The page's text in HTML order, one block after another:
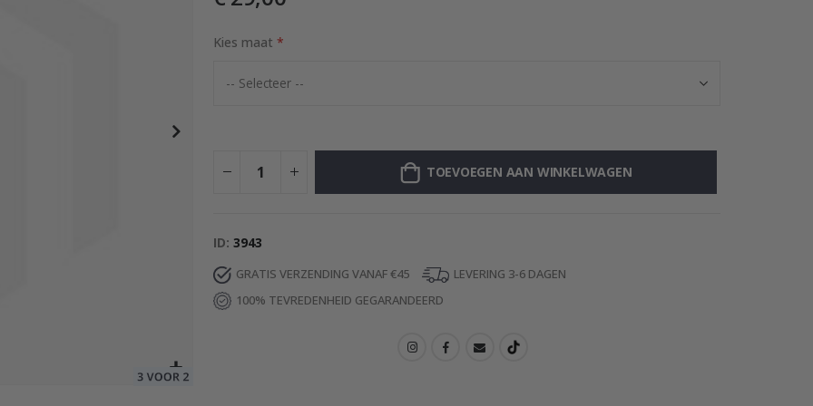
Kies maat
TOEVOEGEN AAN WINKELWAGEN
ID 3943
GRATIS VERZENDING VANAF €45
LEVERING 3-6 DAGEN
100% TEVREDENHEID GEGARANDEERD